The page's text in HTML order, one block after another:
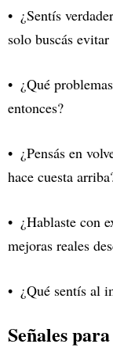
¿Sentís
solo buscás
¿Qué
entonces?
¿Pensás en
hace cuesta
¿Hablaste con
mejoras reales
¿Qué sentís al
Señales